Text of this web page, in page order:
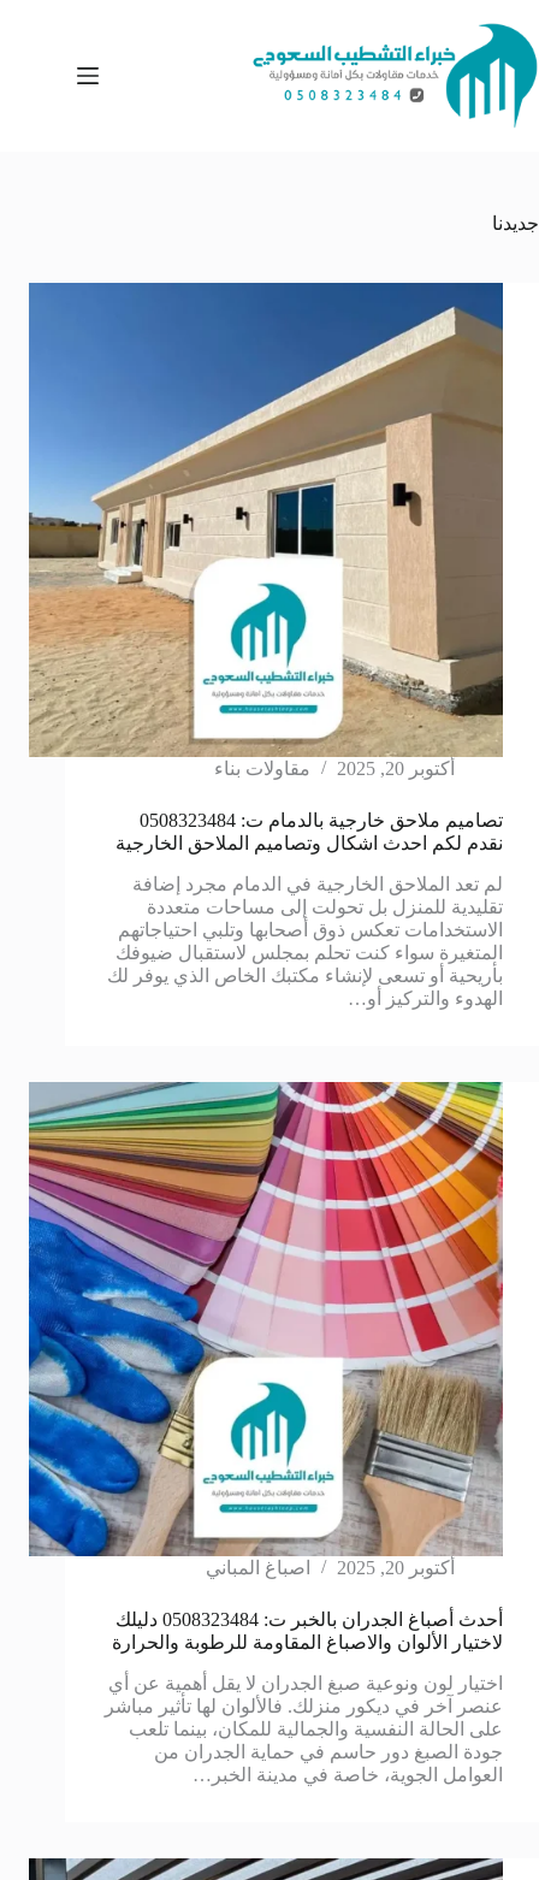
إلى
المحتوى
جديدنا
أكتوبر 20, 2025 مقاولات بناء
تصاميم ملاحق خارجية بالدمام ت: 0508323484
نقدم لكم احدث اشكال وتصاميم الملاحق الخارجية
لم تعد الملاحق الخارجية في الدمام مجرد إضافة
تقليدية للمنزل بل تحولت إلى مساحات متعددة
الاستخدامات تعكس ذوق أصحابها وتلبي احتياجاتهم
المتغيرة سواء كنت تحلم بمجلس لاستقبال ضيوفك
بأريحية أو تسعى لإنشاء مكتبك الخاص الذي يوفر لك
الهدوء والتركيز أو…
أكتوبر 20, 2025 اصباغ المباني
أحدث أصباغ الجدران بالخبر ت: 0508323484 دليلك
لاختيار الألوان والاصباغ المقاومة للرطوبة والحرارة
اختيار لون ونوعية صبغ الجدران لا يقل أهمية عن أي
عنصر آخر في ديكور منزلك. فالألوان لها تأثير مباشر
على الحالة النفسية والجمالية للمكان، بينما تلعب
جودة الصبغ دور حاسم في حماية الجدران من
العوامل الجوية، خاصة في مدينة الخبر…